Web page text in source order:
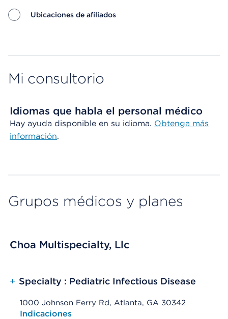
Ubicaciones de afiliados
Mi consultorio
Idiomas que habla el personal médico
Hay ayuda disponible en su idioma. Obtenga más
información.
Grupos médicos y planes
Choa Multispecialty, Llc
+ Specialty : Pediatric Infectious Disease
1000 Johnson Ferry Rd, Atlanta, GA 30342
Opens native map application on mobile devices
Indicaciones